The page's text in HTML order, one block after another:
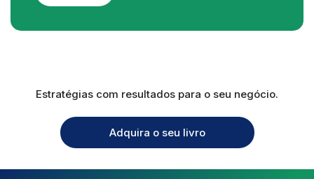
Estratégias com resultados para o seu negócio.
Adquira o seu livro